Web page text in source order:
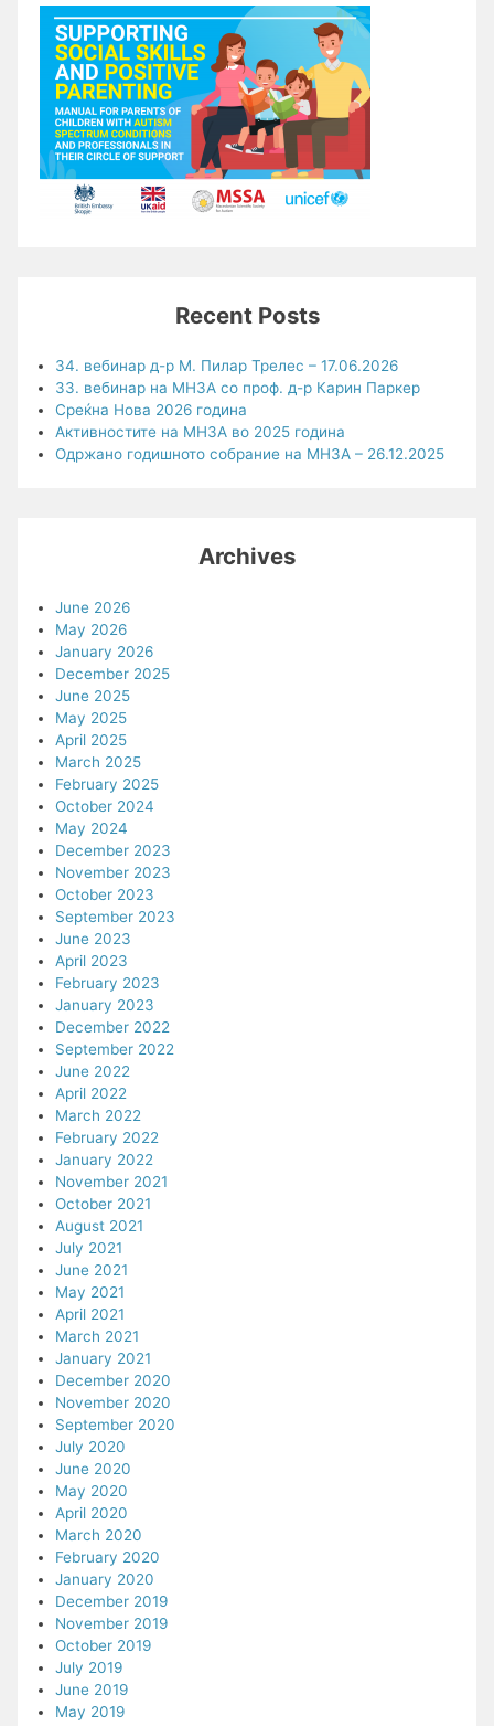
Recent Posts
34. вебинар д-р М. Пилар Трелес – 17.06.2026
33. вебинар на МНЗА со проф. д-р Карин Паркер
Среќна Нова 2026 година
Активностите на МНЗА во 2025 година
Одржано годишното собрание на МНЗА – 26.12.2025
Archives
June 2026
May 2026
January 2026
December 2025
June 2025
May 2025
April 2025
March 2025
February 2025
October 2024
May 2024
December 2023
November 2023
October 2023
September 2023
June 2023
April 2023
February 2023
January 2023
December 2022
September 2022
June 2022
April 2022
March 2022
February 2022
January 2022
November 2021
October 2021
August 2021
July 2021
June 2021
May 2021
April 2021
March 2021
January 2021
December 2020
November 2020
September 2020
July 2020
June 2020
May 2020
April 2020
March 2020
February 2020
January 2020
December 2019
November 2019
October 2019
July 2019
June 2019
May 2019